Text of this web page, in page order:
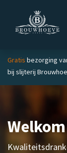
Gratis bezorging
bij slijterij